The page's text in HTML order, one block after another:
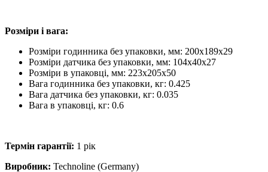
Розміри і вага:
Розміри годинника без упаковки, мм: 200х189х29
Розміри датчика без упаковки, мм: 104х40х27
Розміри в упаковці, мм: 223х205х50
Вага годинника без упаковки, кг: 0.425
Вага датчика без упаковки, кг: 0.035
Вага в упаковці, кг: 0.6
Термін гарантії: 1 рік
Виробник: Technoline (Germany)